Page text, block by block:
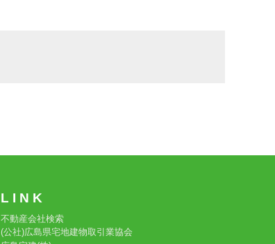
L I N K
不動産会社検索
(公社)広島県宅地建物取引業協会